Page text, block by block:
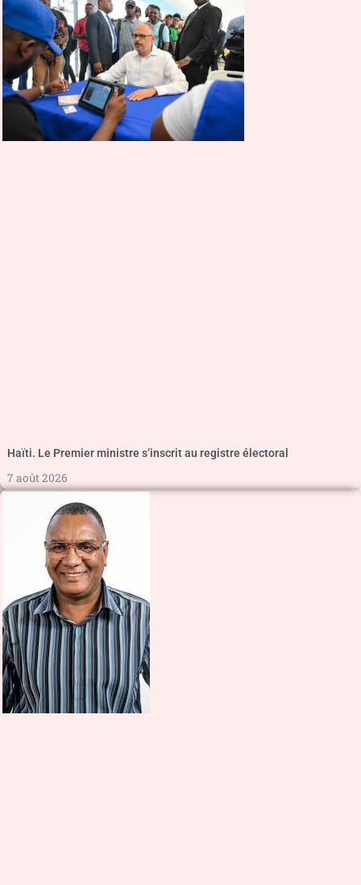
Haïti. Le Premier ministre s’inscrit au registre électoral
7 août 2026